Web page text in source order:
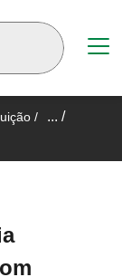
/ ... /